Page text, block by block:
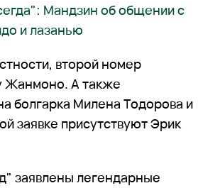
Мандзин об общении с
и лазанью
второй номер
Жанмоно. А также
болгарка Милена Тодорова и
заявке присутствуют Эрик
заявлены легендарные